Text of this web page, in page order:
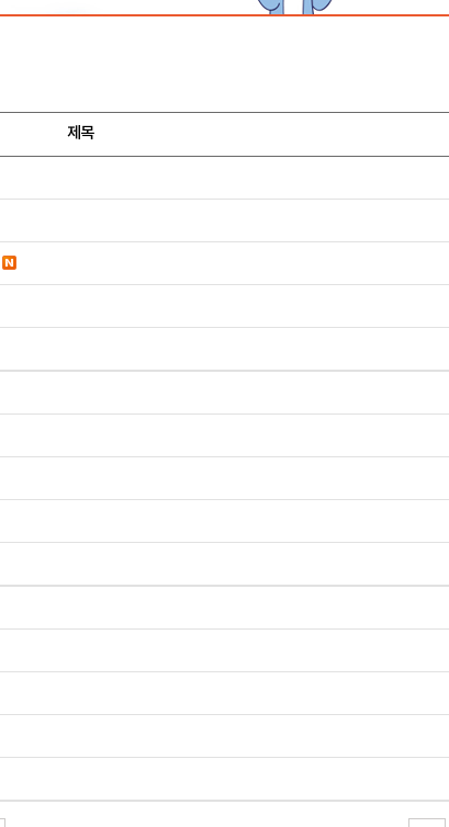
제목